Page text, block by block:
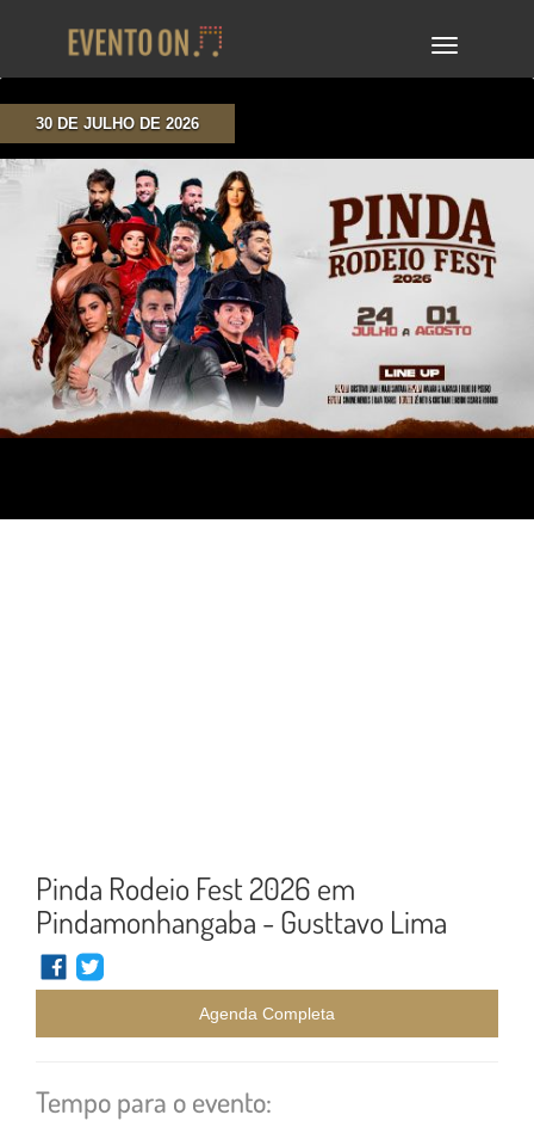
TOGGLE
30 DE JULHO DE 2026
Pinda Rodeio Fest 2026 em
Pindamonhangaba - Gusttavo Lima
Agenda Completa
Tempo para o evento: